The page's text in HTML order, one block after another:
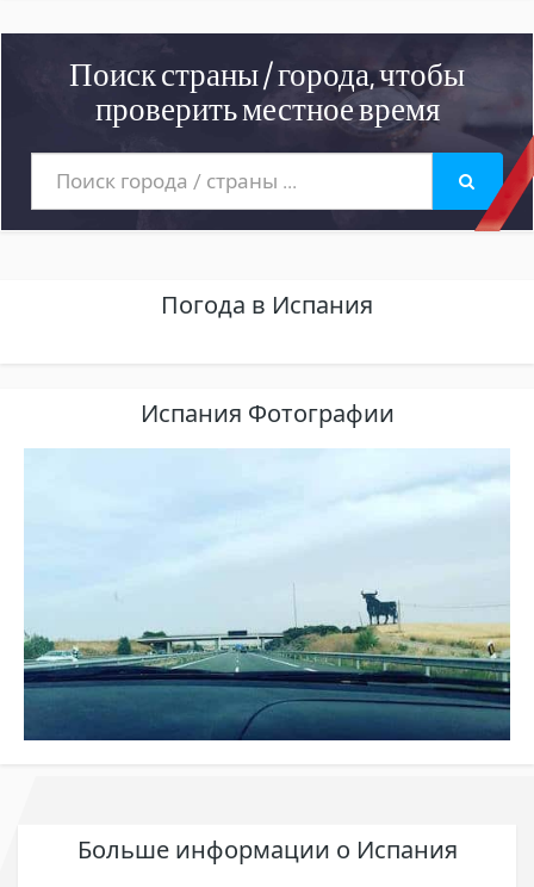
Поиск страны / города, чтобы
проверить местное время
Погода в Испания
Испания Фотографии
Больше информации о Испания